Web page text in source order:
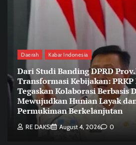
Daerah Kabar Indonesia
Dari Studi Banding DPRD
Transformasi Kebijakan:
Tegaskan Kolaborasi Berbasis
Mewujudkan Hunian Layak
Permukiman Berkelanjutan
RE DAKSI August 4, 2026 0